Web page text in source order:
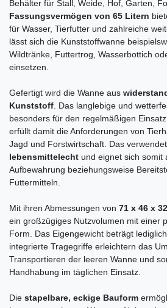
Behälter für Stall, Weide, Hof, Garten,
Fassungsvermögen von 65 Litern
für Wasser, Tierfutter und zahlreiche
lässt sich die Kunststoffwanne
Wildtränke, Futtertrog, Wasserbottich
einsetzen.
Gefertigt wird die Wanne aus
Kunststoff. Das langlebige und
besonders für den regelmäßigen
erfüllt damit die Anforderungen von
Jagd und Forstwirtschaft. Das
lebensmittelecht und eignet sich somit
Aufbewahrung beziehungsweise
Futtermitteln.
Mit ihren Abmessungen von 71 x 46 x
ein großzügiges Nutzvolumen mit einer
Form. Das Eigengewicht beträgt lediglich
integrierte Tragegriffe erleichtern das
Transportieren der leeren Wanne und
Handhabung im täglichen Einsatz.
Die stapelbare, eckige Bauform